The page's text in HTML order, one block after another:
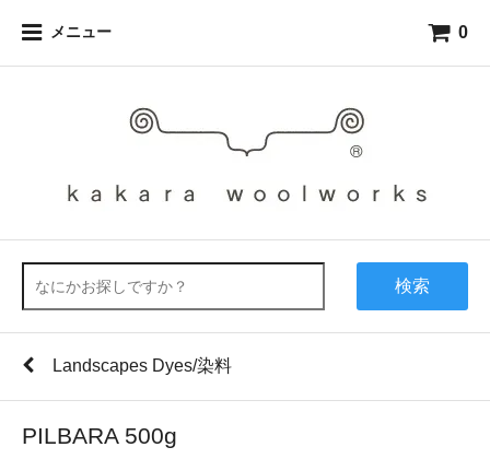
メニュー 0
検索
Landscapes Dyes/染料
PILBARA 500g